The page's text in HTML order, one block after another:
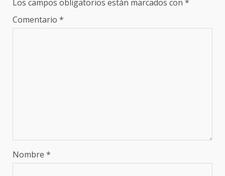
Los campos obligatorios están marcados con *
Comentario *
Nombre *